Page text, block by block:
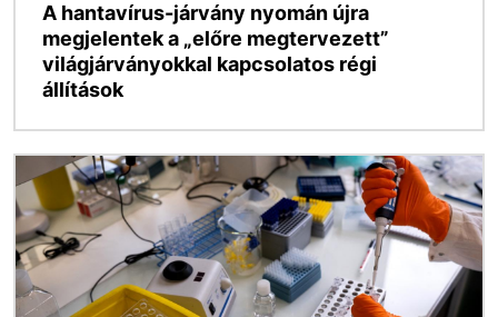
A hantavírus-járvány nyomán újra
megjelentek a „előre megtervezett”
világjárványokkal kapcsolatos régi
állítások
Kép